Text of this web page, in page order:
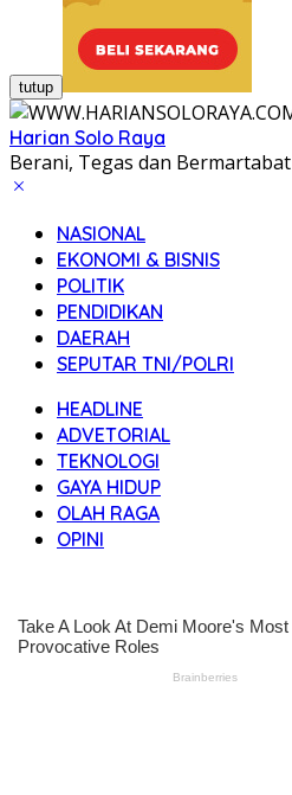
tutup
Harian Solo Raya
Berani, Tegas dan Bermartabat
NASIONAL
EKONOMI & BISNIS
POLITIK
PENDIDIKAN
DAERAH
SEPUTAR TNI/POLRI
HEADLINE
ADVETORIAL
TEKNOLOGI
GAYA HIDUP
OLAH RAGA
OPINI